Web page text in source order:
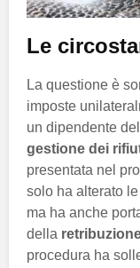
Le
La questione è
imposte
un dipendente
gestione dei
presentata nel
solo ha alterato le
ma ha anche
della
procedura ha